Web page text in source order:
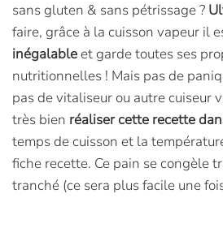
sans gluten & sans pétrissage ?
faire, grâce à la cuisson vapeur il
inégalableet garde toutes ses
nutritionnelles ! Mais pas de
pas de vitaliseur ou autre cuiseur
très bien réaliser cette recette
temps de cuisson et la
fiche recette. Ce pain se congèle
tranché (ce sera plus facile une